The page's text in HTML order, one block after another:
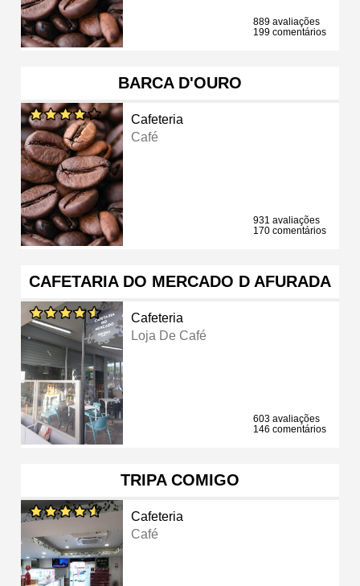
889 avaliações
199 comentários
BARCA D'OURO
Cafeteria
Café
931 avaliações
170 comentários
CAFETARIA DO MERCADO D AFURADA
Cafeteria
Loja De Café
603 avaliações
146 comentários
TRIPA COMIGO
Cafeteria
Café